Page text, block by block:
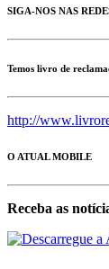
SIGA-NOS NAS
Temos livro de
http://
O ATUAL MOBILE
Receba as